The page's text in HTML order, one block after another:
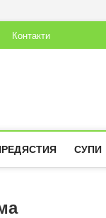
Контакти
СУПИ